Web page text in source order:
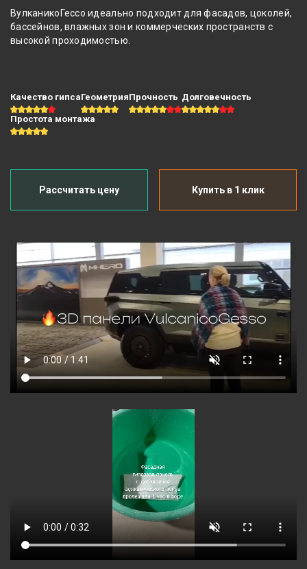
Качество гипсаГеометрияПрочность Долговечность
Простота монтажа
ВулканикоГессо идеально подходит для фасадов, цоколей,
бассейнов, влажных зон и коммерческих пространств с
высокой проходимостью.
Рассчитать цену Купить в 1 клик